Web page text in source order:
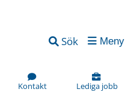
Sök Meny
Kontakt Lediga jobb